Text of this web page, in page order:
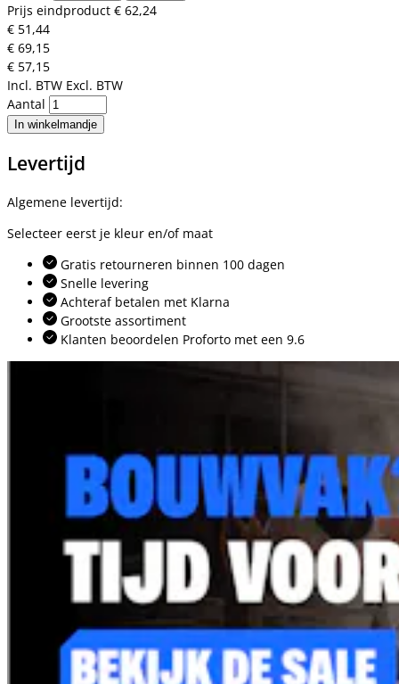
Prijs eindproduct € 62,24
€ 51,44
€ 69,15
€ 57,15
Incl. BTW Excl. BTW
Aantal
In winkelmandje
Levertijd
Algemene levertijd:
Selecteer eerst je kleur en/of maat
Gratis retourneren binnen 100 dagen
Snelle levering
Achteraf betalen met Klarna
Grootste assortiment
Klanten beoordelen Proforto met een 9.6